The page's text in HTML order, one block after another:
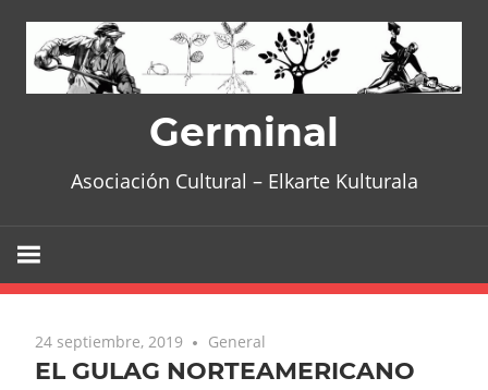
content
Germinal
Asociación Cultural – Elkarte Kulturala
24 septiembre, 2019 General
EL GULAG NORTEAMERICANO